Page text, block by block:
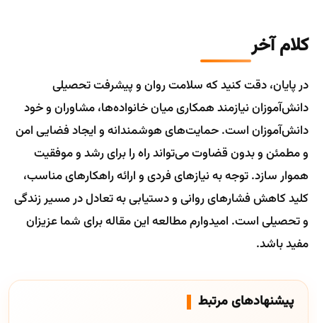
کلام آخر
در پایان، دقت کنید که سلامت روان و پیشرفت تحصیلی
دانش‌آموزان نیازمند همکاری میان خانواده‌ها، مشاوران و خود
دانش‌آموزان است. حمایت‌های هوشمندانه و ایجاد فضایی امن
و مطمئن و بدون قضاوت می‌تواند راه را برای رشد و موفقیت
هموار سازد. توجه به نیازهای فردی و ارائه راهکارهای مناسب،
کلید کاهش فشارهای روانی و دستیابی به تعادل در مسیر زندگی
و تحصیلی است. امیدوارم مطالعه این مقاله برای شما عزیزان
مفید باشد.
پیشنهادهای مرتبط